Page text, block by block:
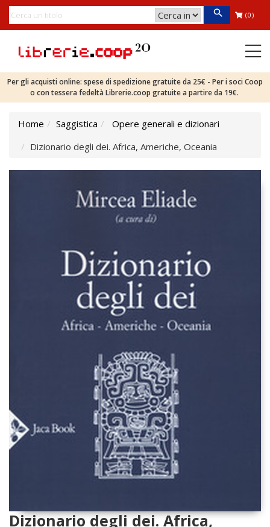
(0)
Per gli acquisti online: spese di spedizione gratuite da 25€ - Per i soci Coop
o con tessera fedeltà Librerie.coop gratuite a partire da 19€.
Home Saggistica
Opere generali e dizionari
Dizionario degli dei. Africa, Americhe, Oceania
Dizionario degli dei. Africa,